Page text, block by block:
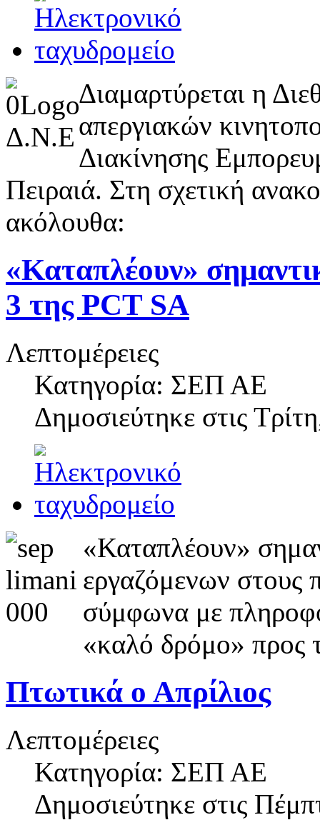
Διαμαρτύρεται η
απεργιακών
Διακίνησης
Πειραιά. Στη σχετική
ακόλουθα:
«Καταπλέουν»
3 της PCT SA
Λεπτομέρειες
Κατηγορία: ΣΕΠ ΑΕ
Δημοσιεύτηκε στις
«Καταπλέουν»
εργαζόμενων στους
σύμφωνα με
«καλό δρόμο» προς
Πτωτικά ο Απρίλιος
Λεπτομέρειες
Κατηγορία: ΣΕΠ ΑΕ
Δημοσιεύτηκε στις